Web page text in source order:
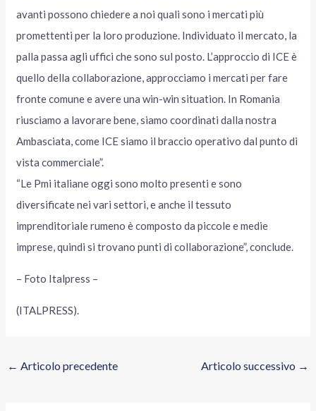
avanti possono chiedere a noi quali sono i mercati più
promettenti per la loro produzione. Individuato il mercato, la
palla passa agli uffici che sono sul posto. L’approccio di ICE è
quello della collaborazione, approcciamo i mercati per fare
fronte comune e avere una win-win situation. In Romania
riusciamo a lavorare bene, siamo coordinati dalla nostra
Ambasciata, come ICE siamo il braccio operativo dal punto di
vista commerciale”.
“Le Pmi italiane oggi sono molto presenti e sono
diversificate nei vari settori, e anche il tessuto
imprenditoriale rumeno è composto da piccole e medie
imprese, quindi si trovano punti di collaborazione”, conclude.
– Foto Italpress –
(ITALPRESS).
← Articolo precedente Articolo successivo →